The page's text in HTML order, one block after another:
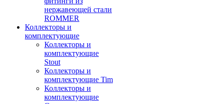
нержавеющей стали
ROMMER
Коллекторы и
комплектующие
Коллекторы и
комплектующие
Stout
Коллекторы и
комплектующие Tim
Коллекторы и
комплектующие